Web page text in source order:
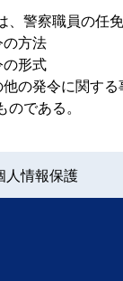
警察職員の任免
方法
形式
の発令に関する
のである。
人情報保護